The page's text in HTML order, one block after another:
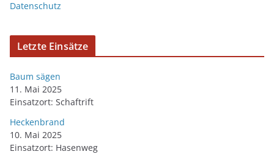
Datenschutz
Letzte Einsätze
Baum sägen
11. Mai 2025
Einsatzort: Schaftrift
Heckenbrand
10. Mai 2025
Einsatzort: Hasenweg